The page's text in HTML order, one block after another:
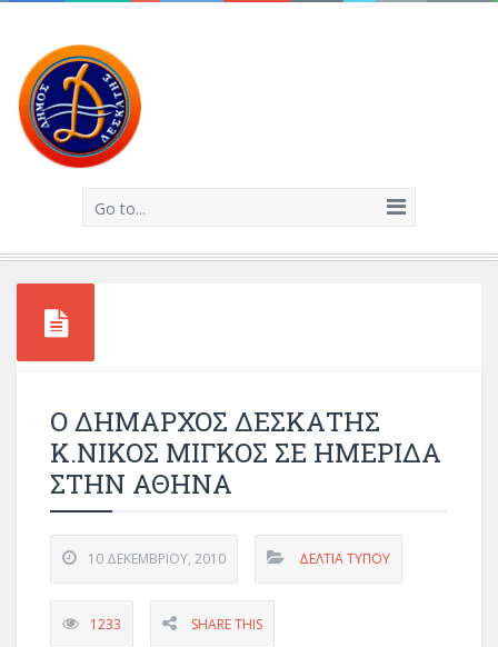
Go to...
Ο ΔΗΜΑΡΧΟΣ ΔΕΣΚΑΤΗΣ
Κ.ΝΙΚΟΣ ΜΙΓΚΟΣ ΣΕ ΗΜΕΡΙΔΑ
ΣΤΗΝ ΑΘΗΝΑ
10 ΔΕΚΕΜΒΡΊΟΥ, 2010 ΔΕΛΤΊΑ ΤΎΠΟΥ
1233 SHARE THIS